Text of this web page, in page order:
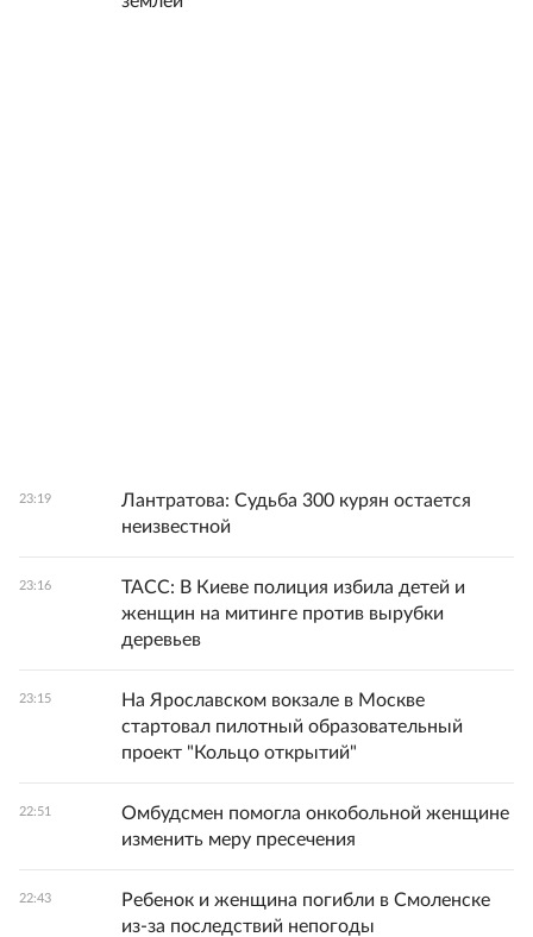
23:19
Лантратова: Судьба 300 курян остается
неизвестной
23:16
ТАСС: В Киеве полиция избила детей и
женщин на митинге против вырубки
деревьев
23:15
На Ярославском вокзале в Москве
стартовал пилотный образовательный
проект "Кольцо открытий"
22:51
Омбудсмен помогла онкобольной женщине
изменить меру пресечения
22:43
Ребенок и женщина погибли в Смоленске
из-за последствий непогоды